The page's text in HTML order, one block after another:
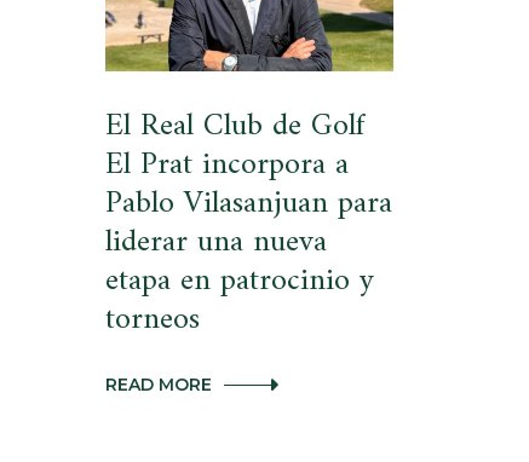
El Real Club de Golf
El Prat incorpora a
Pablo Vilasanjuan para
liderar una nueva
etapa en patrocinio y
torneos
READ MORE EL